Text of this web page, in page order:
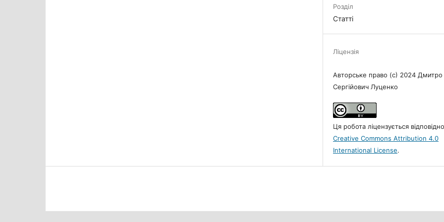
Розділ
Статті
Ліцензія
Авторське право (c) 2024 Дмитро
Сергійович Луценко
Ця робота ліцензується
Creative Commons Attribution 4.0
International License.